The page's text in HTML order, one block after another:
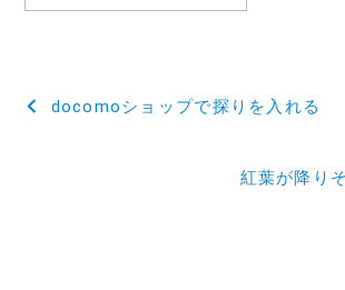
投
docomoショップで探りを入れる
紅葉が降り